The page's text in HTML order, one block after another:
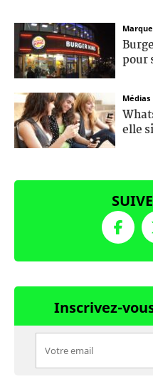
pour
Médias
elle
Inscrivez-